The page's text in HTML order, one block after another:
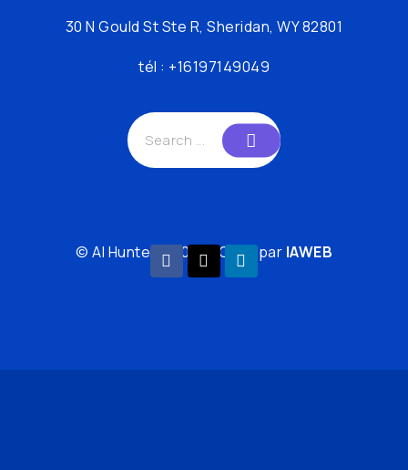
30 N Gould St Ste R, Sheridan, WY 82801
tél : +16197149049
© AI Hunter© 2024 | Créé par IAWEB